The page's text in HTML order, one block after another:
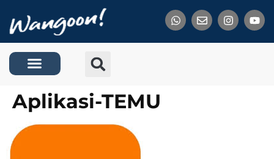
Aplikasi-TEMU